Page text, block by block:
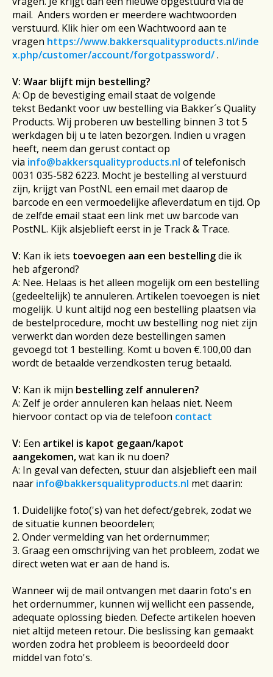
mail. Anders worden er meerdere wachtwoorden
verstuurd. Klik hier om een Wachtwoord aan te
vragen https://www.bakkersqualityproducts.nl/inde
x.php/customer/account/forgotpassword/.
V: Waar blijft mijn bestelling?
A: Op de bevestiging email staat de volgende
tekst Bedankt voor uw bestelling via Bakker´s Quality
Products. Wij proberen uw bestelling binnen 3 tot 5
werkdagen bij u te laten bezorgen. Indien u vragen
heeft, neem dan gerust contact op
via info@bakkersqualityproducts.nl of telefonisch
0031 035-582 6223. Mocht je bestelling al verstuurd
zijn, krijgt van PostNL een email met daarop de
barcode en een vermoedelijke afleverdatum en tijd. Op
de zelfde email staat een link met uw barcode van
PostNL. Kijk alsjeblieft eerst in je Track & Trace.
V: Kan ik iets toevoegen aan een bestellingdie ik
heb afgerond?
A: Nee. Helaas is het alleen mogelijk om een bestelling
(gedeeltelijk) te annuleren. Artikelen toevoegen is niet
mogelijk. U kunt altijd nog een bestelling plaatsen via
de bestelprocedure, mocht uw bestelling nog niet zijn
verwerkt dan worden deze bestellingen samen
gevoegd tot 1 bestelling. Komt u boven €.100,00 dan
wordt de betaalde verzendkosten terug betaald.
V: Kan ik mijn bestelling zelf annuleren?
A: Zelf je order annuleren kan helaas niet. Neem
hiervoor contact op via de telefoon contact
V: Een artikel is kapot gegaan/kapot
aangekomen,wat kan ik nu doen?
A: In geval van defecten, stuur dan alsjeblieft een mail
naar info@bakkersqualityproducts.nl met daarin:
1. Duidelijke foto('s) van het defect/gebrek, zodat we
de situatie kunnen beoordelen;
2. Onder vermelding van het ordernummer;
3. Graag een omschrijving van het probleem, zodat we
direct weten wat er aan de hand is.
Wanneer wij de mail ontvangen met daarin foto's en
het ordernummer, kunnen wij wellicht een passende,
adequate oplossing bieden. Defecte artikelen hoeven
niet altijd meteen retour. Die beslissing kan gemaakt
worden zodra het probleem is beoordeeld door
middel van foto's.